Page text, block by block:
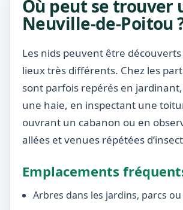
Où peut se trouver
Neuville-de-Poitou
Les nids peuvent être
lieux très différents. Chez les
sont parfois repérés en
une haie, en inspectant une
ouvrant un cabanon ou en
allées et venues répétées
Emplacements
Arbres dans les jardins, parcs